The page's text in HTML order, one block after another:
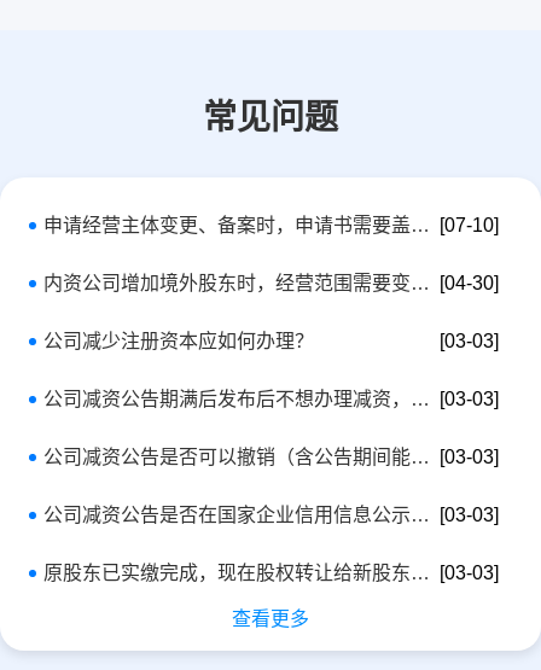
常见问题
申请经营主体变更、备案时，申请书需要盖章吗？ [07-10]
内资公司增加境外股东时，经营范围需要变更吗？ [04-30]
公司减少注册资本应如何办理？ [03-03]
公司减资公告期满后发布后不想办理减资，如何处理，是否可以撤销？ [03-03]
公司减资公告是否可以撤销（含公告期间能否撤销）？ [03-03]
公司减资公告是否在国家企业信用信息公示系统公示？ [03-03]
原股东已实缴完成，现在股权转让给新股东，新股东出资期限日期怎么填写？是否按照原股东实缴完成的时间进行填写？ [03-03]
查看更多